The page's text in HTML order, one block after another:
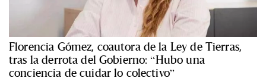
Florencia Gómez, coautora de la Ley de Tierras,
tras la derrota del Gobierno: “Hubo una
conciencia de cuidar lo colectivo”